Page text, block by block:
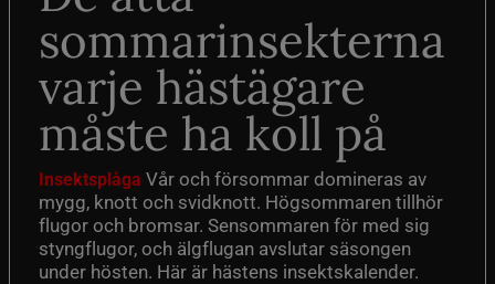
sommarinsekterna
varje hästägare
måste ha koll på
Insektsplåga Vår och försommar domineras av
mygg, knott och svidknott. Högsommaren tillhör
flugor och bromsar. Sensommaren för med sig
styngflugor, och älgflugan avslutar säsongen
under hösten. Här är hästens insektskalender.